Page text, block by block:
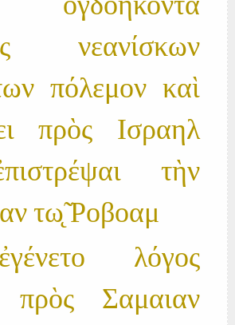
νεανίσκων
πόλεμον καὶ
πρὸς Ισραηλ
τὴν
τω̨̃ Ροβοαμ
λόγος
πρὸς Σαμαιαν